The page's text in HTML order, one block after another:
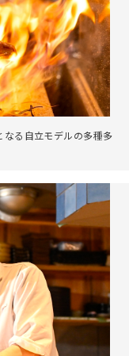
る自立モデルの多種多